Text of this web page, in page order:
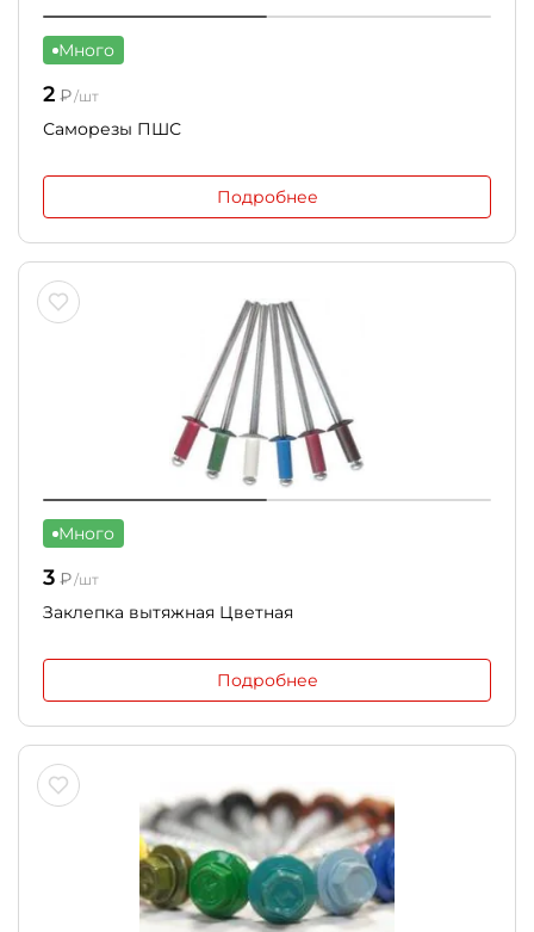
Много
2 ₽/шт
Саморезы ПШС
Подробнее
Много
3 ₽/шт
Заклепка вытяжная Цветная
Подробнее